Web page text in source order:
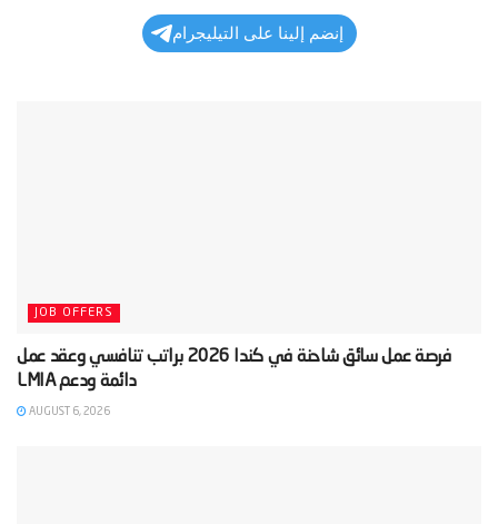
إنضم إلينا على التيليجرام
JOB OFFERS
‫فرصة عمل سائق شاحنة في كندا 2026 براتب تنافسي وعقد عمل
دائمة ودعم LMIA‬
AUGUST 6, 2026